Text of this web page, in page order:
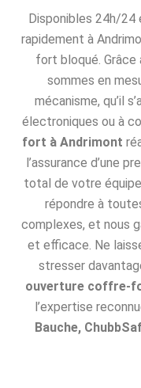
Disponibles 24h/
rapidement à
fort bloqué. Grâce
sommes en
mécanisme, qu’il
électroniques ou à
fort à Andrimont
l’assurance d’une
total de votre
répondre à
complexes, et nous
et efficace. Ne
stresser
ouverture coffre-
l’expertise
Bauche,